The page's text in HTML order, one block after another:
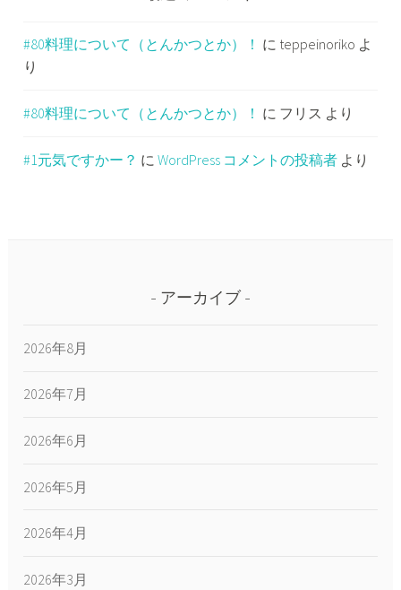
#80料理について（とんかつとか）！ に teppeinoriko よ
り
#80料理について（とんかつとか）！ に フリス より
#1元気ですかー？ にWordPress コメントの投稿者 より
アーカイブ
2026年8月
2026年7月
2026年6月
2026年5月
2026年4月
2026年3月